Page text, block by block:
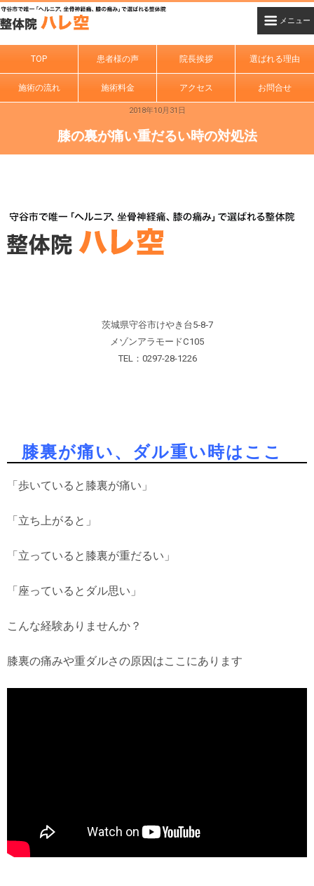
TOP 患者様の声 院長挨拶 選ばれる理由
施術の流れ 施術料金 アクセス お問合せ
2018年10月31日
膝の裏が痛い重だるい時の対処法
茨城県守谷市けやき台5‐8‐7
メゾンアラモードC105
TEL：0297-28-1226
膝裏が痛い、ダル重い時はここ
「歩いていると膝裏が痛い」
「立ち上がると」
「立っていると膝裏が重だるい」
「座っているとダル思い」
こんな経験ありませんか？
膝裏の痛みや重ダルさの原因はここにあります